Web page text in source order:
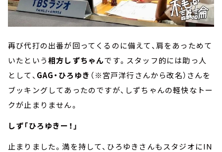
再び代打の出番が回ってくるのに備えて、肩をあっためて
いたという相方しずちゃんです。スタッフ的には助っ人
として、 GAG・ひろゆき （※宮戸洋行さんから改名）さんを
ブッキングしてあったのですが、しずちゃんの軽快なトー
クが止まりません。
しず「ひろゆきー！」
止まりました。満を持して、ひろゆきさんもスタジオにIN